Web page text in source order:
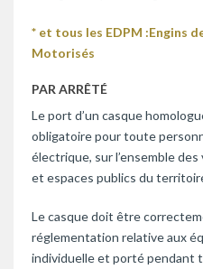
* et tous les EDPM :Engins
Motorisés
PAR ARRÊTÉ
Le port d’un casque
obligatoire pour toute
électrique, sur l’ensemble
et espaces publics du
Le casque doit être
réglementation relative aux
individuelle et porté pendant